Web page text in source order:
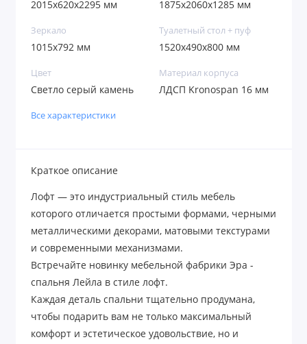
2015х620х2295 мм 1875x2060x1285 мм
Зеркало
1015х792 мм
Туалетный стол + пуф
1520х490х800 мм
Цвет
Светло серый камень
Материал корпуса
ЛДСП Kronospan 16 мм
Все характеристики
Краткое описание
Лофт — это индустриальный стиль мебель
которого отличается простыми формами, черными
металлическими декорами, матовыми текстурами
и современными механизмами.
Встречайте новинку мебельной фабрики Эра -
спальня Лейла в стиле лофт.
Каждая деталь спальни тщательно продумана,
чтобы подарить вам не только максимальный
комфорт и эстетическое удовольствие, но и